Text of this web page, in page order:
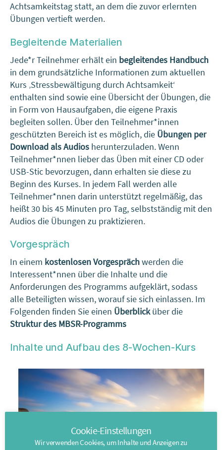
Achtsamkeitstag statt, an dem die zuvor erlernten
Übungen vertieft werden.
Begleitende Materialien
Jede*r Teilnehmer erhält ein begleitendes Handbuch
in dem grundsätzliche Informationen zum aktuellen
Kurs ‚Stressbewältigung durch Achtsamkeit‘
enthalten sind sowie eine Übersicht der Übungen, die
in Form von Hausaufgaben, die eigene Praxis
begleiten sollen. Über den Teilnehmer*innen
geschützten Bereich ist es möglich, die Übungen per
Download als Audios herunterzuladen. Wenn
Teilnehmer*nnen lieber das Üben mit einer CD oder
USB-Stic bevorzugen, dann erhalten sie diese zu
Beginn des Kurses. In jedem Fall werden alle
Teilnehmer*nnen darin unterstützt regelmäßig, das
heißt 30 bis 45 Minuten pro Tag, selbstständig mit den
Audios die Übungen zu praktizieren.
Vorgespräch
In einem kostenlosen Vorgesprächwerden die
Interessent*nnen über die Inhalte und die
Anforderungen des Programms aufgeklärt, sodass
alle Beteiligten wissen, worauf sie sich einlassen. Im
Folgenden finden Sie einen Überblicküber die
Struktur des MBSR-Programms
Inhalte und Aufbau des 8-Wochen-Kurs
Cookie-Einstellungen
Wir verwenden Cookies, um Inhalte und Anzeigen zu